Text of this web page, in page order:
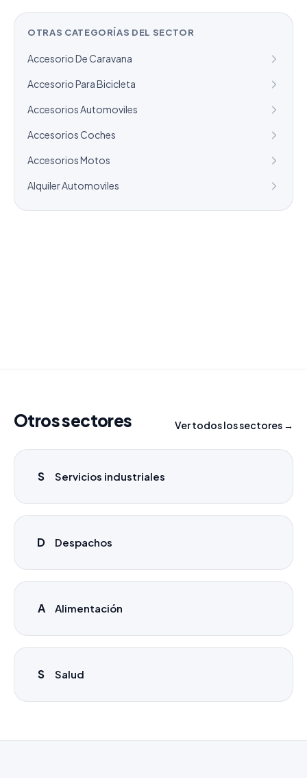
OTRAS CATEGORÍAS DEL SECTOR
Accesorio De Caravana
Accesorio Para Bicicleta
Accesorios Automoviles
Accesorios Coches
Accesorios Motos
Alquiler Automoviles
Otros sectores Ver todos los sectores →
S Servicios industriales
D Despachos
A Alimentación
S Salud